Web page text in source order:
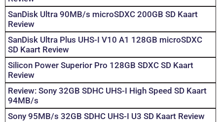
SanDisk Ultra 90MB/s microSDXC 200GB SD Kaart
Review
SanDisk Ultra Plus UHS-I V10 A1 128GB microSDXC
SD Kaart Review
Silicon Power Superior Pro 128GB SDXC SD Kaart
Review
Review: Sony 32GB SDHC UHS-I High Speed SD Kaart
94MB/s
Sony 95MB/s 32GB SDHC UHS-I U3 SD Kaart Review